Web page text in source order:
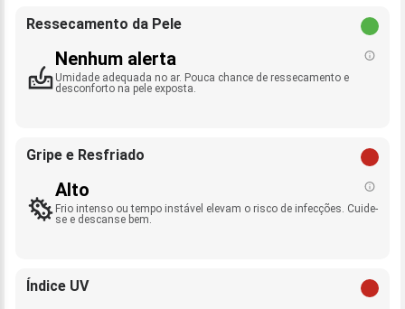
Ressecamento da Pele
Nenhum alerta
Umidade adequada no ar. Pouca chance de ressecamento e
desconforto na pele exposta.
Gripe e Resfriado
Alto
Frio intenso ou tempo instável elevam o risco de infecções. Cuide-
se e descanse bem.
Índice UV